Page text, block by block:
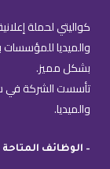
كواليتي لحملة
والميديا للمؤسسات
بشكل مميز.
والميديا.
– الوظائف المتاحة